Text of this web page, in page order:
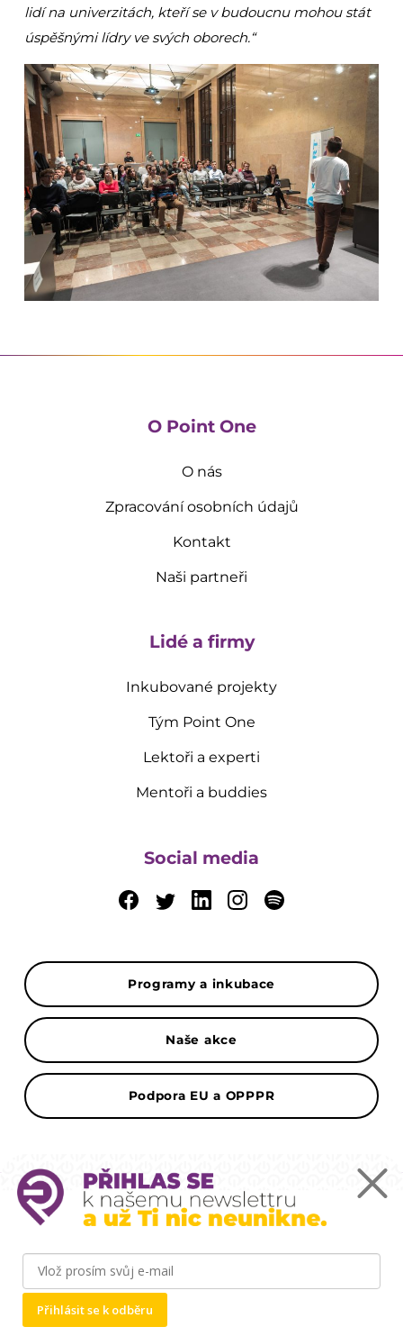
lidí na univerzitách, kteří se v budoucnu mohou stát
úspěšnými lídry ve svých oborech.“
O Point One
O nás
Zpracování osobních údajů
Kontakt
Naši partneři
Lidé a firmy
Inkubované projekty
Tým Point One
Lektoři a experti
Mentoři a buddies
Social media
Programy a inkubace
Naše akce
Podpora EU a OPPPR
Mapa
Podnikatelský inkubátor ČZU Point One -
Kamýcká 1281, 165 00 Praha-Suchdol
Přihlásit se k odběru